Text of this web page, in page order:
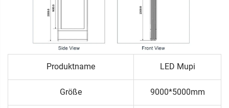
Produktname LED Mupi
Größe 9000*5000mm